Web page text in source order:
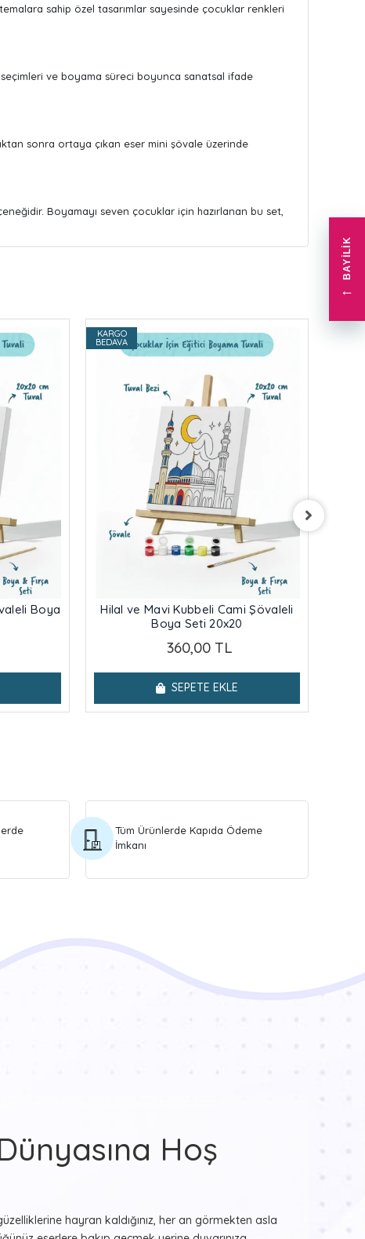
BAYILIK
←
temalara sahip özel tasarımlar sayesinde çocuklar renkleri
ve boyama süreci boyunca sanatsal ifade
sonra ortaya çıkan eser mini şövale üzerinde
Boyamayı seven çocuklar için hazırlanan bu set,
Boya
KARGO
BEDAVA
Hilal ve Mavi Kubbeli Cami Şövaleli
Boya Seti 20x20
360,00 TL
SEPETE EKLE
Tüm Ürünlerde Kapıda Ödeme
İmkanı
Hoş
hayran kaldığınız, her an görmekten asla